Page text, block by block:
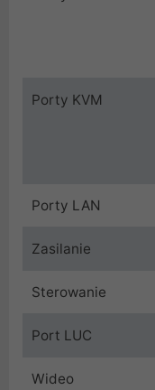
Porty KVM
Porty LAN
Zasilanie
Sterowanie
Port LUC
Wideo